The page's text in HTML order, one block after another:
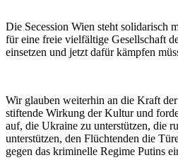
Die Secession Wien steht solidarisch
für eine freie vielfältige Gesellschaft
einsetzen und jetzt dafür kämpfen
Wir glauben weiterhin an die Kraft
stiftende Wirkung der Kultur und
auf, die Ukraine zu unterstützen, die
unterstützen, den Flüchtenden die
gegen das kriminelle Regime Putins